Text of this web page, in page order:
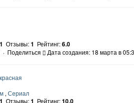
1 Отзывы:1 Рейтинг:6.0
· Поделиться Дата создания: 18 марта в
,Сериал
Отзывы: Рейтинг: